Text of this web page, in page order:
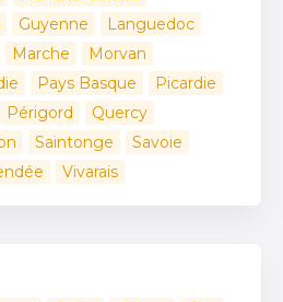
Guyenne
Languedoc
Marche
Morvan
Pays Basque
Picardie
Périgord
Quercy
Saintonge
Savoie
Vivarais